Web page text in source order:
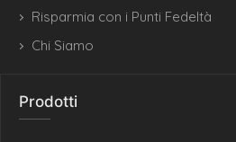
Risparmia con i Punti Fedeltà
Chi Siamo
Prodotti